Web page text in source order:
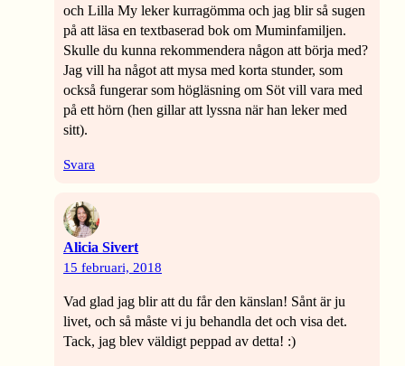
och Lilla My leker kurragömma och jag blir så sugen
på att läsa en textbaserad bok om Muminfamiljen.
Skulle du kunna rekommendera någon att börja med?
Jag vill ha något att mysa med korta stunder, som
också fungerar som högläsning om Söt vill vara med
på ett hörn (hen gillar att lyssna när han leker med
sitt).
Svara
Alicia Sivert
15 februari, 2018
Vad glad jag blir att du får den känslan! Sånt är ju
livet, och så måste vi ju behandla det och visa det.
Tack, jag blev väldigt peppad av detta! :)